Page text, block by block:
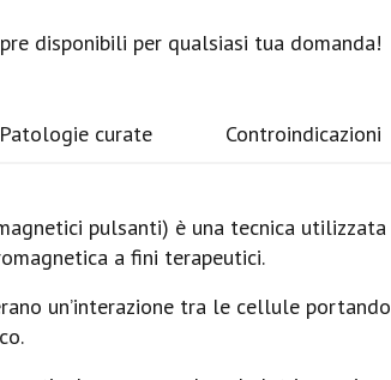
disponibili per qualsiasi tua domanda!
Patologie curate Controindicazioni
pulsanti) è una tecnica utilizzata
a fini terapeutici.
un’interazione tra le cellule portando